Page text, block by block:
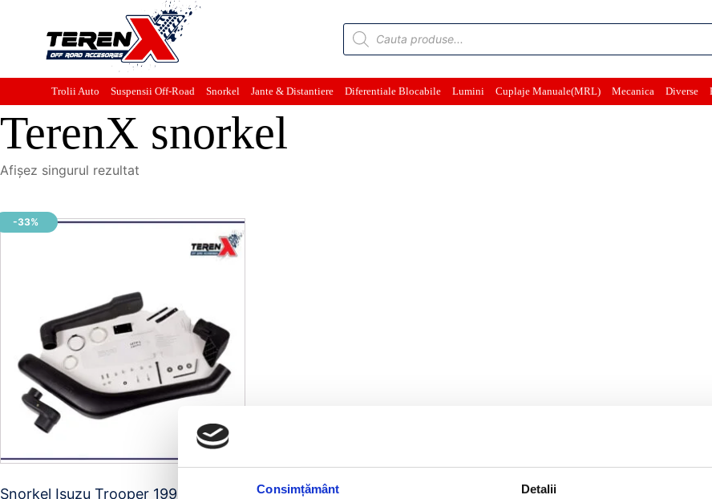
Consimțământ Detalii
Products
search
Trolii Auto Suspensii Off-Road Snorkel Jante & Distantiere Diferentiale Blocabile Lumini Cuplaje Manuale(MRL) Mecanica Diverse
TerenX snorkel
Afișez singurul rezultat
-33%
Snorkel Isuzu Trooper 1995-2004